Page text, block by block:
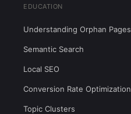
EDUCATION
Understanding Orphan Pages
Semantic Search
Local SEO
Conversion Rate Optimization
Topic Clusters